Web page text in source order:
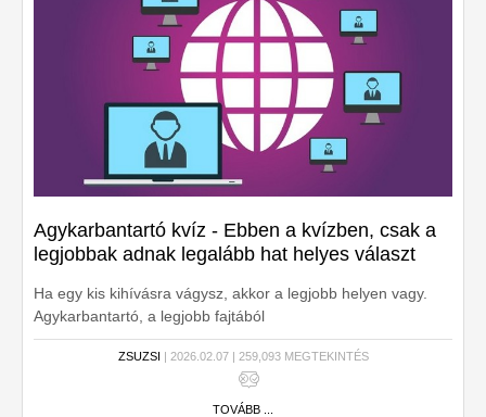
Agykarbantartó kvíz - Ebben a kvízben, csak a
legjobbak adnak legalább hat helyes választ
Ha egy kis kihívásra vágysz, akkor a legjobb helyen vagy.
Agykarbantartó, a legjobb fajtából
ZSUZSI | 2026.02.07 | 259,093 MEGTEKINTÉS
TOVÁBB ...